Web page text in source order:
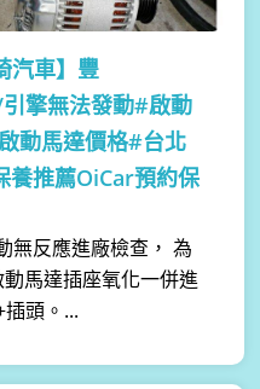
汽車】豐
擎無法發動#啟動
動馬達價格#台北
養推薦OiCar預約保
無反應進廠檢查， 為
馬達插座氧化一併進
頭。...